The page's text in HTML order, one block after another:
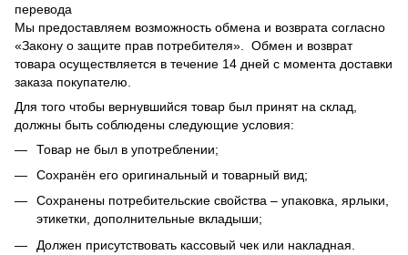
перевода
Мы предоставляем возможность обмена и возврата согласно
«Закону о защите прав потребителя». Обмен и возврат
товара осуществляется в течение 14 дней с момента доставки
заказа покупателю.
Для того чтобы вернувшийся товар был принят на склад,
должны быть соблюдены следующие условия:
Товар не был в употреблении;
Сохранён его оригинальный и товарный вид;
Сохранены потребительские свойства – упаковка, ярлыки,
этикетки, дополнительные вкладыши;
Должен присутствовать кассовый чек или накладная.